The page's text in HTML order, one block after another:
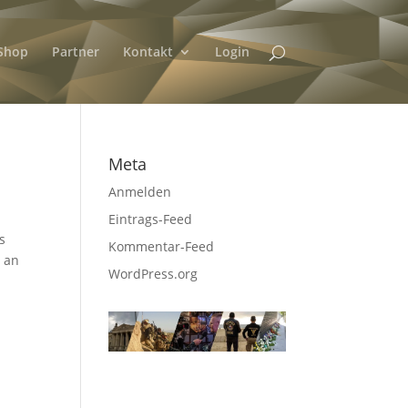
Partner Kontakt Login
Meta
Anmelden
Eintrags-Feed
Kommentar-Feed
WordPress.org